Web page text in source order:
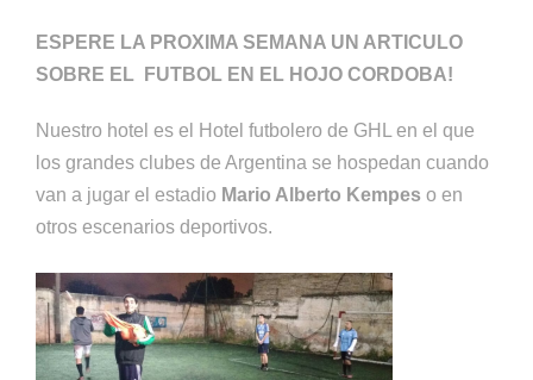
ESPERE LA PROXIMA SEMANA UN ARTICULO
SOBRE EL FUTBOL EN EL HOJO CORDOBA!
Nuestro hotel es el Hotel futbolero de GHL en el que
los grandes clubes de Argentina se hospedan cuando
van a jugar el estadio Mario Alberto Kempes o en
otros escenarios deportivos.